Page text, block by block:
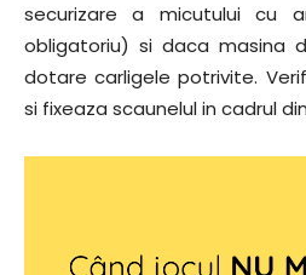
securizare a micutului cu
obligatoriu) si daca masina
dotare carligele potrivite.
si fixeaza scaunelul in cadrul